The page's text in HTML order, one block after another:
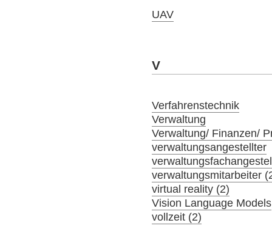
UAV
V
Verfahrenstechnik
Verwaltung
Verwaltung/ Finanzen/
verwaltungsangestellter
verwaltungsmitarbeiter
virtual reality (2)
Vision Language Models
vollzeit (2)